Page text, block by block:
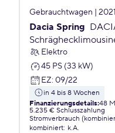
Gebrauchtwagen | 2021
Dacia Spring
Elektro
45 PS (33 kW)
EZ: 09/22
in 4 bis 8 Wochen
Finanzierungsdetails:48
5.235 € Schlusszahlung
Stromverbrauch
kombiniert: k.A.